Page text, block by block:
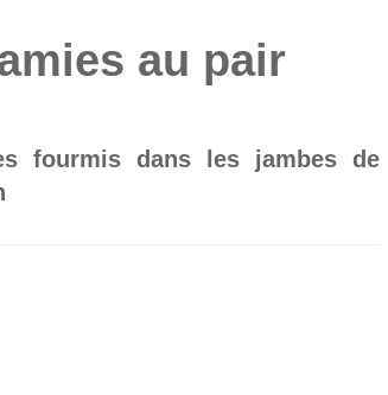
au pair
fourmis dans les jambes de